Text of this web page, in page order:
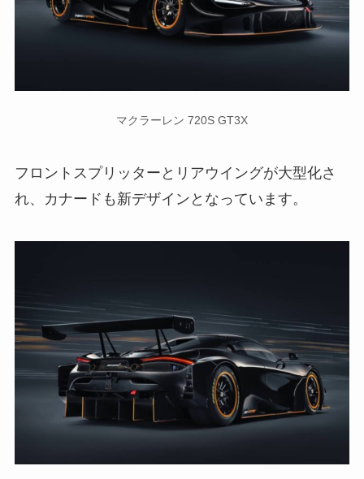
マクラーレン 720S GT3X
フロントスプリッターとリアウイングが大型化さ
れ、カナードも新デザインとなっています。